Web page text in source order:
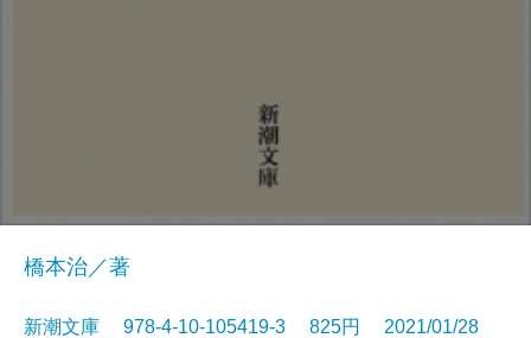
橋本治／著
新潮文庫 978-4-10-105419-3 825円 2021/01/28